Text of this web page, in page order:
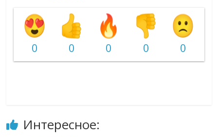
0 0 0 0 0
Интересное: